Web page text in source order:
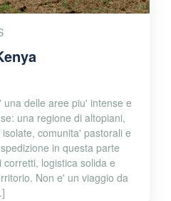
delle aree piu' intense e
una regione di altopiani,
comunita' pastorali e
in questa parte
logistica solida e
Non e' un viaggio da